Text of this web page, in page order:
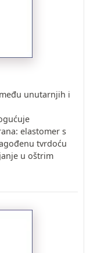
unutarnjih i
elastomer s
tvrdoću
u oštrim